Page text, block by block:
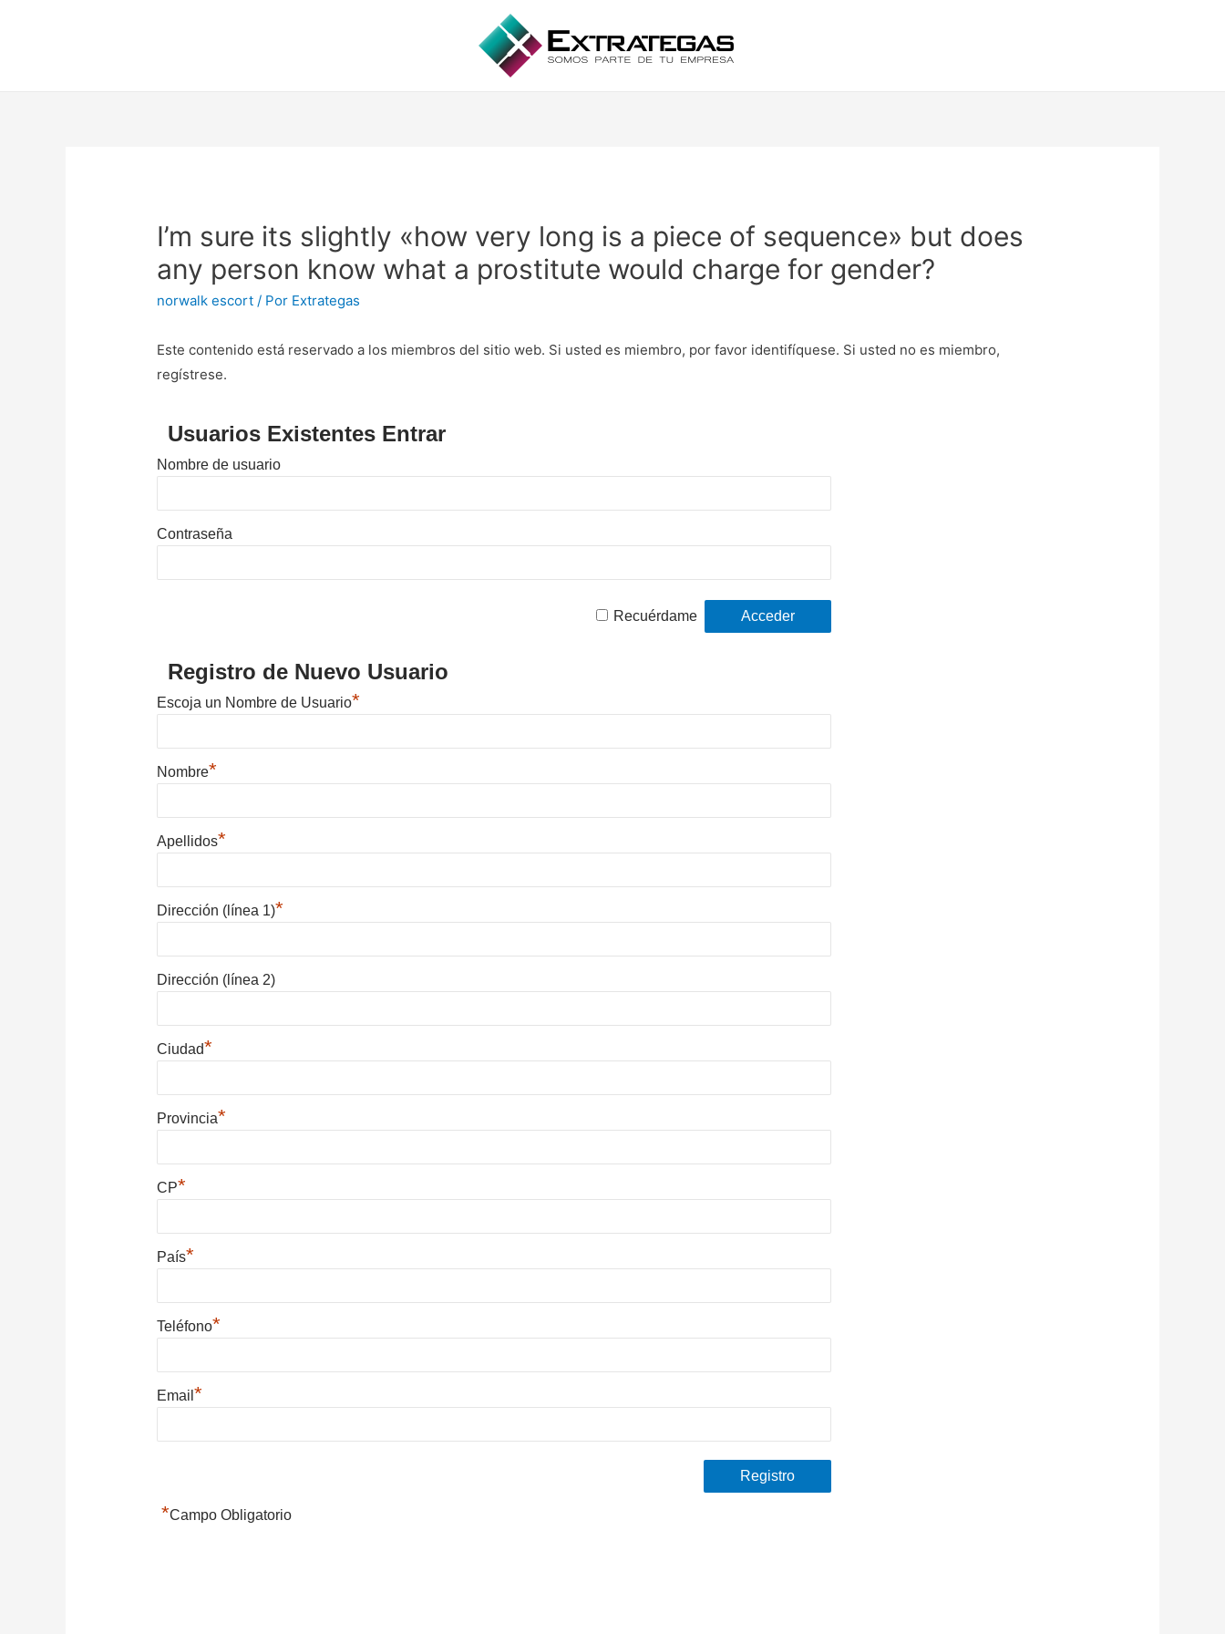
I’m sure its slightly «how very long is a piece of sequence» but does
any person know what a prostitute would charge for gender?
norwalk escort / Por Extrategas
Este contenido está reservado a los miembros del sitio web. Si usted es miembro, por favor identifíquese. Si usted no es miembro,
regístrese.
Usuarios Existentes Entrar
Nombre de usuario
Contraseña
Recuérdame
Registro de Nuevo Usuario
Escoja un Nombre de Usuario*
Nombre*
Apellidos*
Dirección (línea 1)*
Dirección (línea 2)
Ciudad*
Provincia*
CP*
País*
Teléfono*
Email*
*Campo Obligatorio